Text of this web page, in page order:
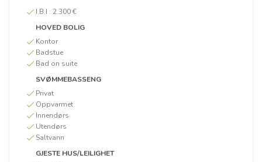
I.B.I : 2.300 €
HOVED BOLIG
Kontor
Badstue
Bad on suite
SVØMMEBASSENG
Privat
Oppvarmet
Innendørs
Utendørs
Saltvann
GJESTE HUS/LEILIGHET